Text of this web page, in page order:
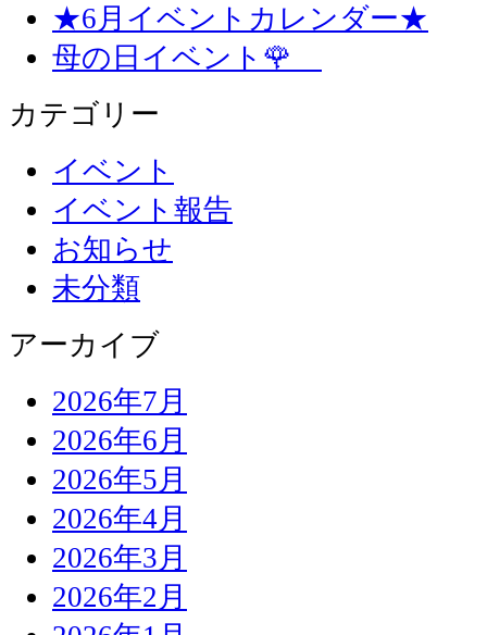
★6月イベントカレンダー★
母の日イベント🌹
カテゴリー
イベント
イベント報告
お知らせ
未分類
アーカイブ
2026年7月
2026年6月
2026年5月
2026年4月
2026年3月
2026年2月